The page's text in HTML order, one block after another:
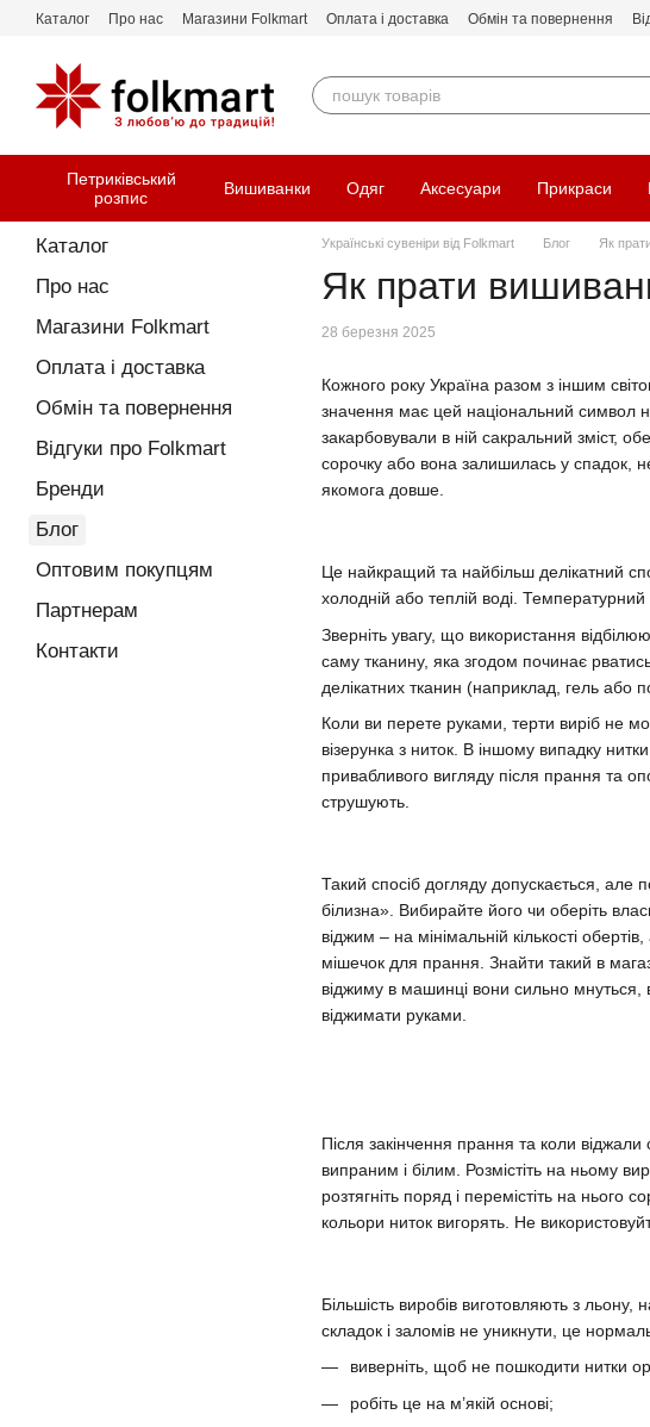
Перейти до основного контенту
Каталог Про нас Магазини Folkmart Оплата і доставка Обмін та повернення
Петриківський
розпис
Вишиванки Одяг Аксесуари Прикраси
Українські сувеніри від Folkmart Блог Як
Як прати
28 березня 2025
Кожного року Україна разом з іншим
значення має цей національний символ
закарбовували в ній сакральний зміст,
сорочку або вона залишилась у спадок,
якомога довше.
Це найкращий та найбільш делікатний
холодній або теплій воді.
Зверніть увагу, що використання
саму тканину, яка згодом починає
делікатних тканин (наприклад, гель або
Коли ви перете руками, терти виріб не
візерунка з ниток. В іншому випадку
привабливого вигляду після прання та
струшують.
Такий спосіб догляду допускається,
білизна». Вибирайте його чи оберіть
віджим – на мінімальній кількості
мішечок для прання. Знайти такий в
віджиму в машинці вони сильно мнуться,
віджимати руками.
Після закінчення прання та коли
випраним і білим. Розмістіть на ньому
розтягніть поряд і перемістіть на
кольори ниток вигорять. Не
Більшість виробів виготовляють з
складок і заломів не уникнути, це
виверніть, щоб не пошкодити нитки
робіть це на м’якій основі;
Каталог
Про нас
Магазини Folkmart
Оплата і доставка
Обмін та повернення
Відгуки про Folkmart
Бренди
Блог
Оптовим покупцям
Партнерам
Контакти